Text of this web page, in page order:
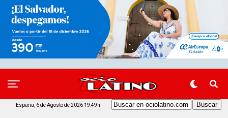
España, 6 de Agosto de 2026 19:49h